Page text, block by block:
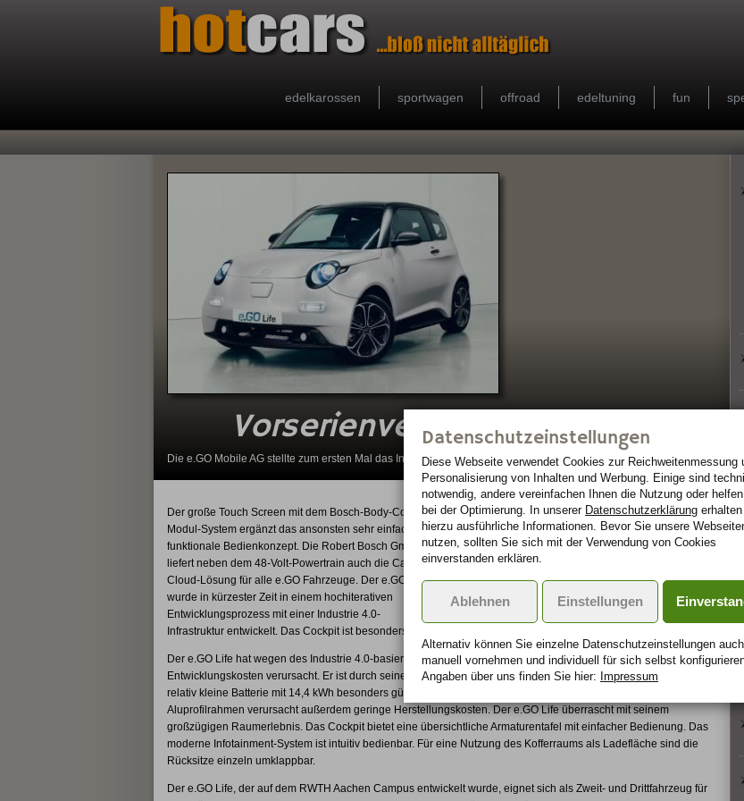
edelkarossen sportwagen offroad edeltuning fun
Vorserienversion des e.GO Life
Die e.GO Mobile AG stellte zum ersten Mal das Interieur des Elektro-Stadtfahrzeuges e.GO Life vor.
Der große Touch Screen mit dem Bosch-Body-Control-
Modul-System ergänzt das ansonsten sehr einfache,
funktionale Bedienkonzept. Die Robert Bosch GmbH
liefert neben dem 48-Volt-Powertrain auch die Car-to-
Cloud-Lösung für alle e.GO Fahrzeuge. Der e.GO Life
wurde in kürzester Zeit in einem hochiterativen
Entwicklungsprozess mit einer Industrie 4.0-
Infrastruktur entwickelt. Das Cockpit ist besonders leicht und intuitiv bedienbar.
Der e.GO Life hat wegen des Industrie 4.0-basierten Entwicklungsprozesses nur 30 Millionen Euro
Entwicklungskosten verursacht. Er ist durch seinen kleinen, aber drehmomentstarken 48-Volt-Motor und seine
relativ kleine Batterie mit 14,4 kWh besonders günstig. Der mit Thermoplast-Außenbauteilen beplankte
Aluprofilrahmen verursacht außerdem geringe Herstellungskosten. Der e.GO Life überrascht mit seinem
großzügigen Raumerlebnis. Das Cockpit bietet eine übersichtliche Armaturentafel mit einfacher Bedienung. Das
moderne Infotainment-System ist intuitiv bedienbar. Für eine Nutzung des Kofferraums als Ladefläche sind die
Rücksitze einzeln umklappbar.
Der e.GO Life, der auf dem RWTH Aachen Campus entwickelt wurde, eignet sich als Zweit- und Drittfahrzeug für
Datenschutzeinstellungen
Diese Webseite verwendet Cookies zur Reichweiten­messung
Personalisierung von Inhalten und Werbung. Einige sind
notwendig, andere vereinfachen Ihnen die Nutzung oder
bei der Optimierung. In unserer Datenschutzerklärung
hierzu ausführliche Informationen. Bevor Sie unsere
nutzen, sollten Sie sich mit der Verwendung von Cookies
einverstanden erklären.
Ablehnen Einstellungen
Alternativ können Sie einzelne Datenschutz­ein­stellungen auch
manuell vor­nehmen und indivi­duell für sich selbst
Angaben über uns finden Sie hier: Impressum